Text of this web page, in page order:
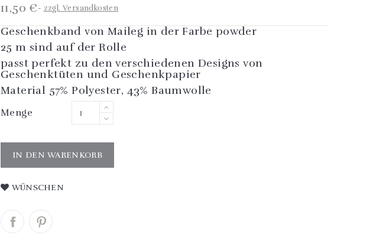
11,50 € zzgl. Versandkosten
Geschenkband von Maileg in der Farbe powder
25 m sind auf der Rolle
passt perfekt zu den verschiedenen Designs von
Geschenktüten und Geschenkpapier
Material 57% Polyester, 43% Baumwolle
Menge
IN DEN WARENKORB
WÜNSCHEN